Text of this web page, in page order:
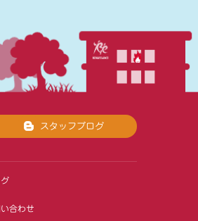
スタッフブログ
合わせ